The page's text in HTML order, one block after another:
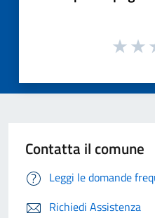
Contatta il comune
Leggi le domande
Richiedi Assistenza